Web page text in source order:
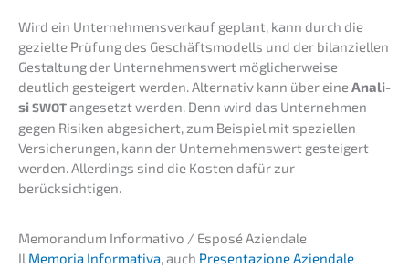
Wird ein Unter­nehmens­verkauf geplant, kann durch die
geziel­te Prüfung des Geschäfts­mo­dells und der bilan­zi­el­len
Gestal­tung der Unter­neh­mens­wert mögli­cher­wei­se
deutlich gestei­gert werden. Alter­na­tiv kann über eineAnali­
siSWOTangesetzt werden. Denn wird das Unter­neh­men
gegen Risiken abgesi­chert, zum Beispiel mit spezi­el­len
Versi­che­run­gen, kann der Unter­neh­mens­wert gestei­gert
werden. Aller­dings sind die Kosten dafür zur
berücksichtigen.
Memoran­dum Infor­ma­tivo / Esposé Aziendale
Il Memoria Infor­ma­ti­va, auch Presen­ta­zio­ne Aziend­a­le